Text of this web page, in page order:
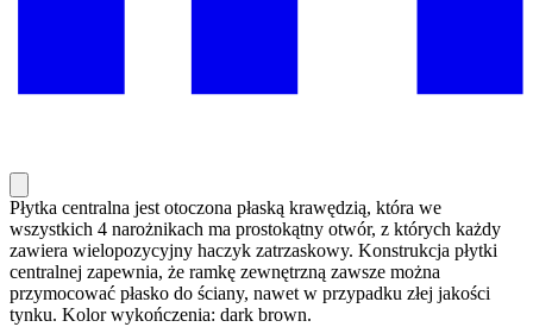
Płytka centralna jest otoczona płaską krawędzią, która we
wszystkich 4 narożnikach ma prostokątny otwór, z których każdy
zawiera wielopozycyjny haczyk zatrzaskowy. Konstrukcja płytki
centralnej zapewnia, że ramkę zewnętrzną zawsze można
przymocować płasko do ściany, nawet w przypadku złej jakości
tynku. Kolor wykończenia: dark brown.